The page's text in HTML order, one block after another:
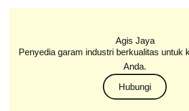
Agis Jaya
Penyedia garam industri berkualitas untuk
Anda.
Hubungi